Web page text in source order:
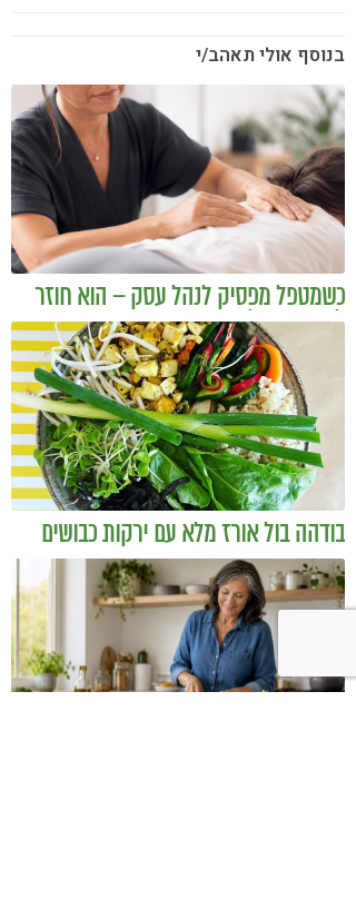
בנוסף אולי תאהב/י
כשמטפל מפסיק לנהל עסק – הוא חוזר
להיות מטפל
בודהה בול אורז מלא עם ירקות כבושים
ומקושקשת טופו